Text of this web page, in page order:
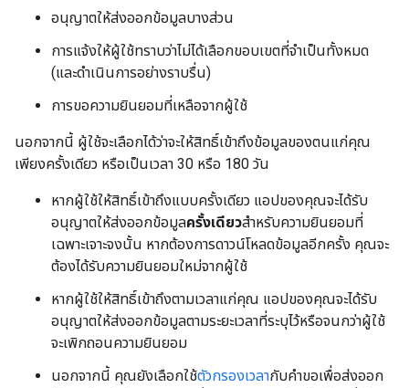
อนุญาตให้ส่งออกข้อมูลบางส่วน
การแจ้งให้ผู้ใช้ทราบว่าไม่ได้เลือกขอบเขตที่จําเป็นทั้งหมด
(และดำเนินการอย่างราบรื่น)
การขอความยินยอมที่เหลือจากผู้ใช้
นอกจากนี้ ผู้ใช้จะเลือกได้ว่าจะให้สิทธิ์เข้าถึงข้อมูลของตนแก่คุณ
เพียงครั้งเดียว หรือเป็นเวลา 30 หรือ 180 วัน
หากผู้ใช้ให้สิทธิ์เข้าถึงแบบครั้งเดียว แอปของคุณจะได้รับ
อนุญาตให้ส่งออกข้อมูลครั้งเดียวสําหรับความยินยอมที่
เฉพาะเจาะจงนั้น หากต้องการดาวน์โหลดข้อมูลอีกครั้ง คุณจะ
ต้องได้รับความยินยอมใหม่จากผู้ใช้
หากผู้ใช้ให้สิทธิ์เข้าถึงตามเวลาแก่คุณ แอปของคุณจะได้รับ
อนุญาตให้ส่งออกข้อมูลตามระยะเวลาที่ระบุไว้หรือจนกว่าผู้ใช้
จะเพิกถอนความยินยอม
นอกจากนี้ คุณยังเลือกใช้ตัวกรองเวลากับคำขอเพื่อส่งออก